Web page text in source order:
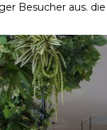
Besucher aus.